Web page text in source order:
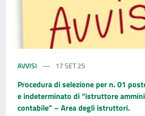
AVVISI 17 SET 25
Procedura di selezione per n. 01
e indeterminato di “istruttore
contabile” – Area degli istruttori.